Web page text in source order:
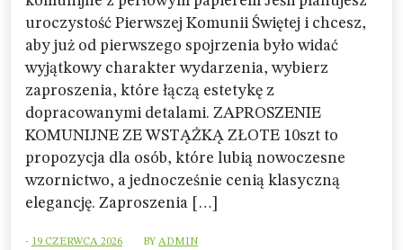
uroczystość Pierwszej Komunii Świętej i chcesz,
aby już od pierwszego spojrzenia było widać
wyjątkowy charakter wydarzenia, wybierz
zaproszenia, które łączą estetykę z
dopracowanymi detalami. ZAPROSZENIE
KOMUNIJNE ZE WSTĄŻKĄ ZŁOTE 10szt to
propozycja dla osób, które lubią nowoczesne
wzornictwo, a jednocześnie cenią klasyczną
elegancję. Zaproszenia […]
- 19 CZERWCA 2026 BYADMIN